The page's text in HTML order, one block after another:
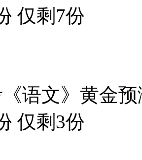
仅剩 7份
语文》黄金
仅剩 3份